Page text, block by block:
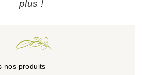
plus !
nos produits